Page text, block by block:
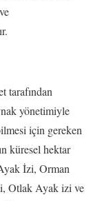
tarafından
yönetimiyle
için gereken
küresel hektar
İzi, Orman
Otlak Ayak izi ve